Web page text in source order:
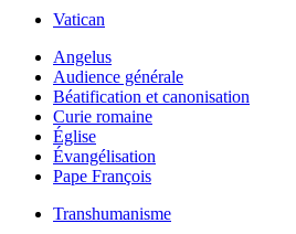
Vatican
Angelus
Audience générale
Béatification et canonisation
Curie romaine
Église
Évangélisation
Pape François
Transhumanisme